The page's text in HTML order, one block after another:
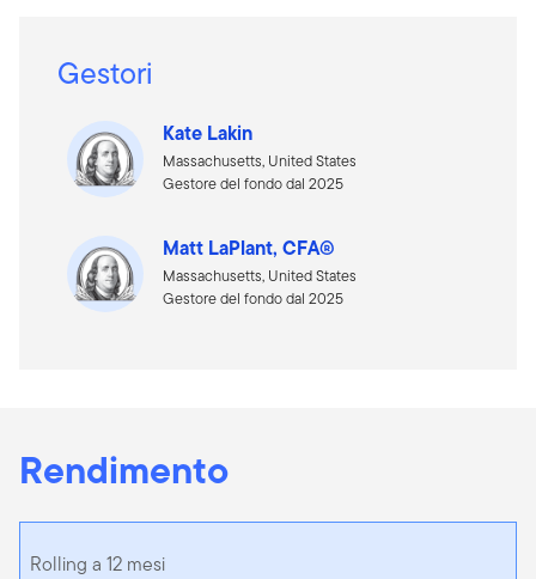
Gestori
Kate Lakin
Massachusetts, United States
Gestore del fondo dal 2025
Matt LaPlant, CFA®
Massachusetts, United States
Gestore del fondo dal 2025
Rendimento
Rolling a 12 mesi